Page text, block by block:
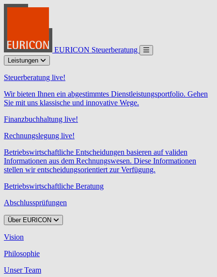
EURICON Steuerberatung
Leistungen
Steuerberatung live!
Wir bieten Ihnen ein abgestimmtes Dienstleistungsportfolio. Gehen
Sie mit uns klassische und innovative Wege.
Finanzbuchhaltung live!
Rechnungslegung live!
Betriebswirtschaftliche Entscheidungen basieren auf validen
Informationen aus dem Rechnungswesen. Diese Informationen
stellen wir entscheidungsorientiert zur Verfügung.
Betriebswirtschaftliche Beratung
Abschlussprüfungen
Über EURICON
Vision
Philosophie
Unser Team